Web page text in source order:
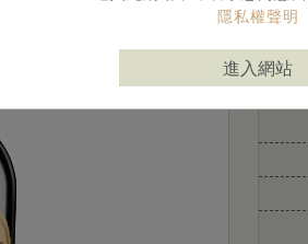
隱私權聲明
進入網站